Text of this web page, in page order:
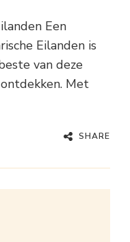
Een
Eilanden is
van deze
Met
SHARE